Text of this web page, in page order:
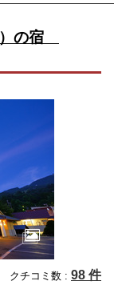
の宿
クチコミ数 : 98 件